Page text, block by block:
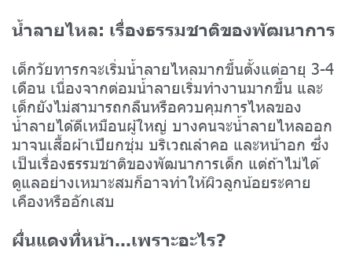
น้ำลายไหล: เรื่องธรรมชาติของพัฒนาการ
เด็กวัยทารกจะเริ่มน้ำลายไหลมากขึ้นตั้งแต่อายุ 3-4
เดือน เนื่องจากต่อมน้ำลายเริ่มทำงานมากขึ้น และ
เด็กยังไม่สามารถกลืนหรือควบคุมการไหลของ
น้ำลายได้ดีเหมือนผู้ใหญ่ บางคนจะน้ำลายไหลออก
มาจนเสื้อผ้าเปียกชุ่ม บริเวณลำคอ และหน้าอก ซึ่ง
เป็นเรื่องธรรมชาติของพัฒนาการเด็ก แต่ถ้าไม่ได้
ดูแลอย่างเหมาะสมก็อาจทำให้ผิวลูกน้อยระคาย
เคืองหรืออักเสบ
ผื่นแดงที่หน้า...เพราะอะไร?